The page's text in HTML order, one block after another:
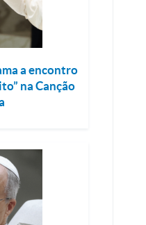
a encontro
na Canção